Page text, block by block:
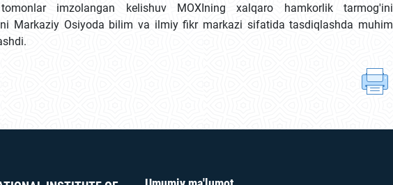
imzolangan kelishuv MOXIning xalqaro hamkorlik tarmog'ini
Markaziy Osiyoda bilim va ilmiy fikr markazi sifatida tasdiqlashda muhim